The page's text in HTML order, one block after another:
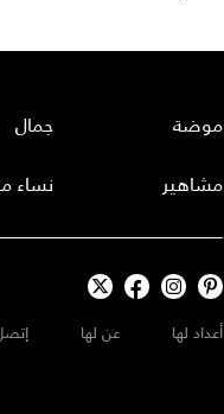
موضة
مشاهير
جمال
نساء
أعداد لها عن لها